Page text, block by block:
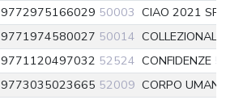
9772975166029 50003 CIAO 2021
9771974580027 50014
9771120497032 52524 CONFIDENZE
9773035023665 52009 CORPO